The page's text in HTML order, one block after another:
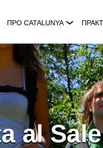
ПРО CATALUNYA
al